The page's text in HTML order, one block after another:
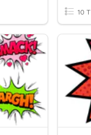
10 T